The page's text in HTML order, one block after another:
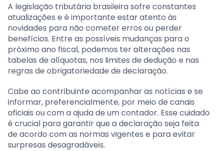
A legislação tributária brasileira sofre constantes
atualizações e é importante estar atento às
novidades para não cometer erros ou perder
benefícios. Entre as possíveis mudanças para o
próximo ano fiscal, podemos ter alterações nas
tabelas de alíquotas, nos limites de dedução e nas
regras de obrigatoriedade de declaração.
Cabe ao contribuinte acompanhar as notícias e se
informar, preferencialmente, por meio de canais
oficiais ou com a ajuda de um contador. Esse cuidado
é crucial para garantir que a declaração seja feita
de acordo com as normas vigentes e para evitar
surpresas desagradáveis.